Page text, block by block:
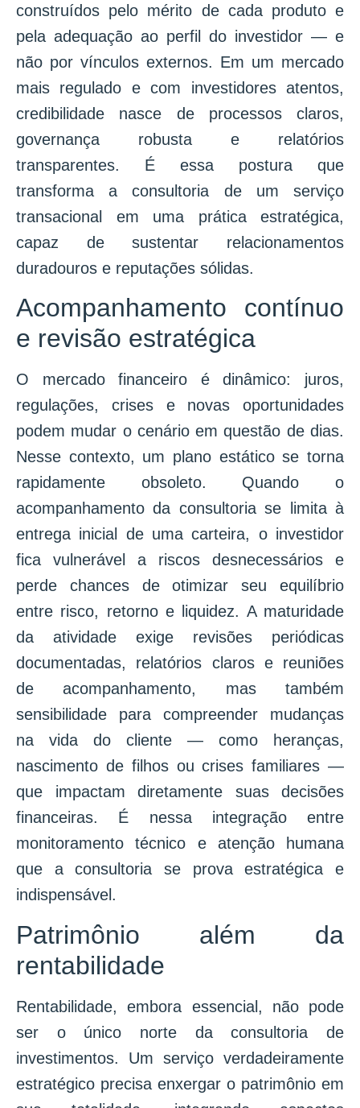
construídos pelo mérito de cada produto e
pela adequação ao perfil do investidor — e
não por vínculos externos. Em um mercado
mais regulado e com investidores atentos,
credibilidade nasce de processos claros,
governança robusta e relatórios
transparentes. É essa postura que
transforma a consultoria de um serviço
transacional em uma prática estratégica,
capaz de sustentar relacionamentos
duradouros e reputações sólidas.
Acompanhamento contínuo
e revisão estratégica
O mercado financeiro é dinâmico: juros,
regulações, crises e novas oportunidades
podem mudar o cenário em questão de dias.
Nesse contexto, um plano estático se torna
rapidamente obsoleto. Quando o
acompanhamento da consultoria se limita à
entrega inicial de uma carteira, o investidor
fica vulnerável a riscos desnecessários e
perde chances de otimizar seu equilíbrio
entre risco, retorno e liquidez. A maturidade
da atividade exige revisões periódicas
documentadas, relatórios claros e reuniões
de acompanhamento, mas também
sensibilidade para compreender mudanças
na vida do cliente — como heranças,
nascimento de filhos ou crises familiares —
que impactam diretamente suas decisões
financeiras. É nessa integração entre
monitoramento técnico e atenção humana
que a consultoria se prova estratégica e
indispensável.
Patrimônio além da
rentabilidade
Rentabilidade, embora essencial, não pode
ser o único norte da consultoria de
investimentos. Um serviço verdadeiramente
estratégico precisa enxergar o patrimônio em